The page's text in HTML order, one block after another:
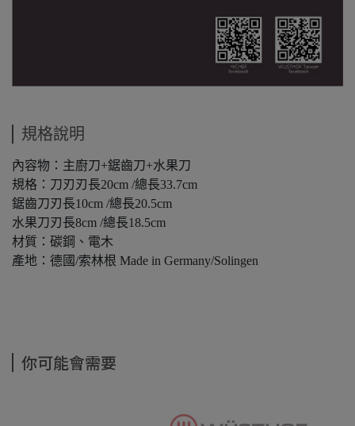
規格說明
內容物：主廚刀+鋸齒刀+水果刀
規格：刀刃刃長20cm /總長33.7cm
鋸齒刀刃長10cm /總長20.5cm
水果刀刃長8cm /總長18.5cm
材質：碳鋼、電木
產地：德國/索林根 Made in Germany/Solingen
你可能會需要